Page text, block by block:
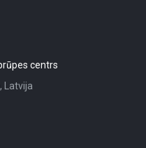
centrs
Latvija